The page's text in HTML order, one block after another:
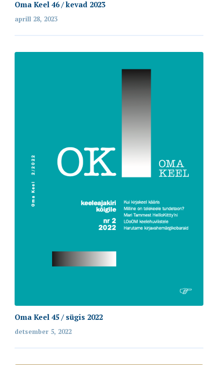
Oma Keel 46 / kevad 2023
aprill 28, 2023
Oma Keel 45 / sügis 2022
detsember 5, 2022